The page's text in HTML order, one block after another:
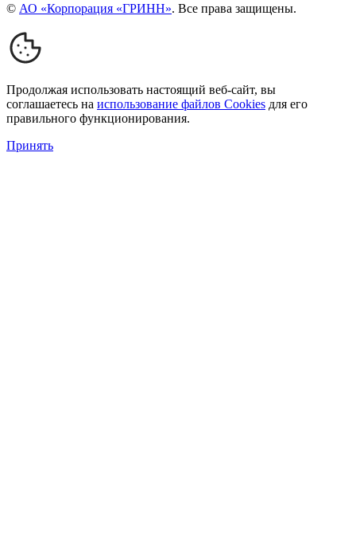
© АО «Корпорация «ГРИНН». Все права защищены.
Продолжая использовать настоящий веб-сайт, вы
соглашаетесь на использование файлов Cookies для его
правильного функционирования.
Принять